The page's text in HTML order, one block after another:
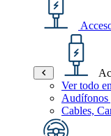
Ver todo
Audífonos
Cables,